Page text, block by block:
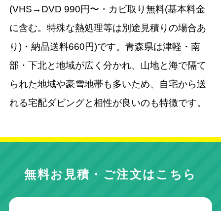
(VHS→DVD 990円〜・カビ取り無料(基本料金
に含む。特殊な熱処理等は別途見積りの場合あ
り)・納品送料660円)です。青森県は津軽・南
部・下北と地域が広く分かれ、山地と海で隔て
られた地域や豪雪地帯も多いため、自宅から送
れる宅配ダビングと相性が良いのも特徴です。
無料お見積・ご注文はこちら